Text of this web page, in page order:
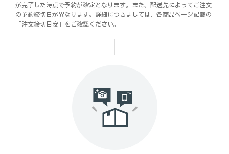
が完了した時点で予約が確定となります。また、配送先によってご注文
の予約締切日が異なります。詳細につきましては、各商品ページ記載の
「注文締切目安」をご確認ください。